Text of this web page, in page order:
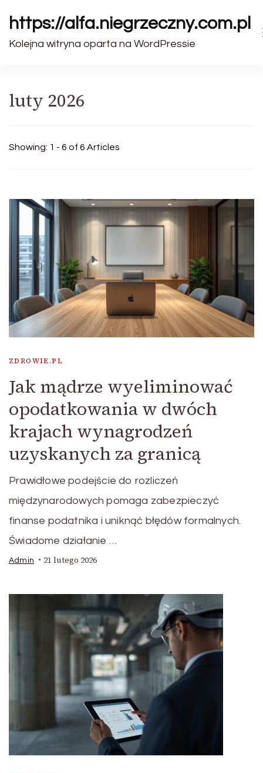
https://alfa.niegrzeczny.com.pl
Kolejna witryna oparta na WordPressie
luty 2026
Showing: 1 - 6 of 6 Articles
ZDROWIE.PL
Jak mądrze wyeliminować
opodatkowania w dwóch
krajach wynagrodzeń
uzyskanych za granicą
Prawidłowe podejście do rozliczeń
międzynarodowych pomaga zabezpieczyć
finanse podatnika i uniknąć błędów formalnych.
Świadome działanie …
Admin 21 lutego 2026